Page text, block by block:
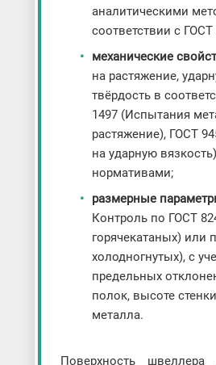
аналитическими
соответствии с ГОСТ
механические
на растяжение,
твёрдость в
1497 (Испытания
растяжение), ГОСТ
на ударную
нормативами;
размерные
Контроль по ГОСТ
горячекатаных) или
холодногнутых), с
предельных
полок, высоте
металла.
Поверхность